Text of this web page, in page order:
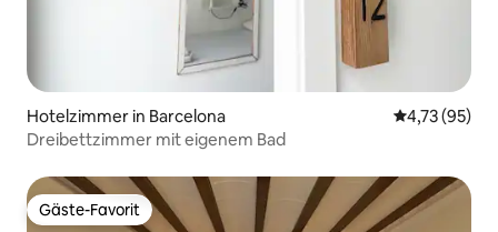
Hotelzimmer in Barcelona
4,73 (95)
Dreibettzimmer mit eigenem Bad
Gäste-Favorit
Gäste-Favorit